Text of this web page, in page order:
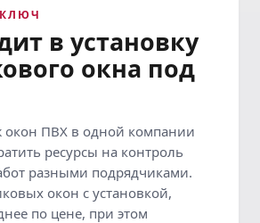
в установку
окна под
окон ПВХ в одной компании
ресурсы на контроль
разными подрядчиками.
окон с установкой,
по цене, при этом